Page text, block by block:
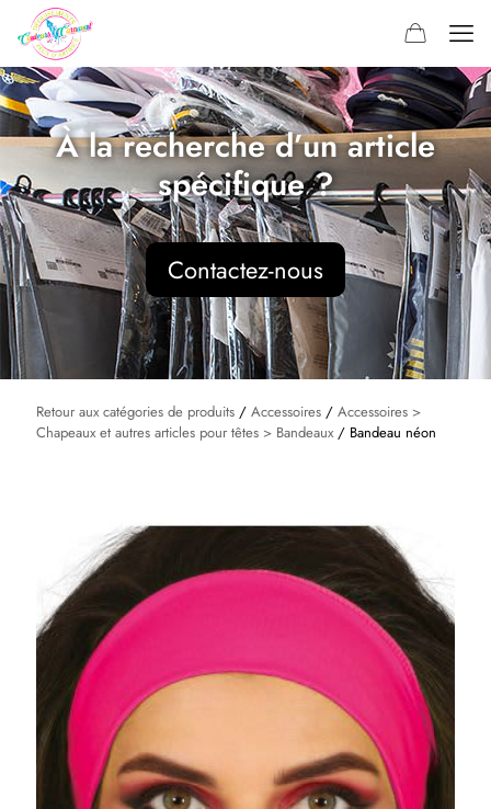
À la recherche d’un article
spécifique ?
Contactez-nous
Retour aux catégories de produits / Accessoires / Accessoires >
Chapeaux et autres articles pour têtes > Bandeaux / Bandeau néon